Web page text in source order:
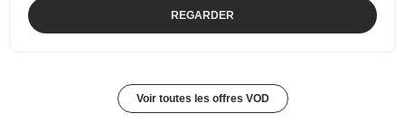
REGARDER
Voir toutes les offres VOD